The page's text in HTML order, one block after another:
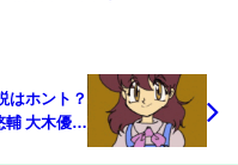
はホント？
大木優紀